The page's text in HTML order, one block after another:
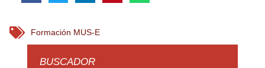
Formación MUS-E
BUSCADOR